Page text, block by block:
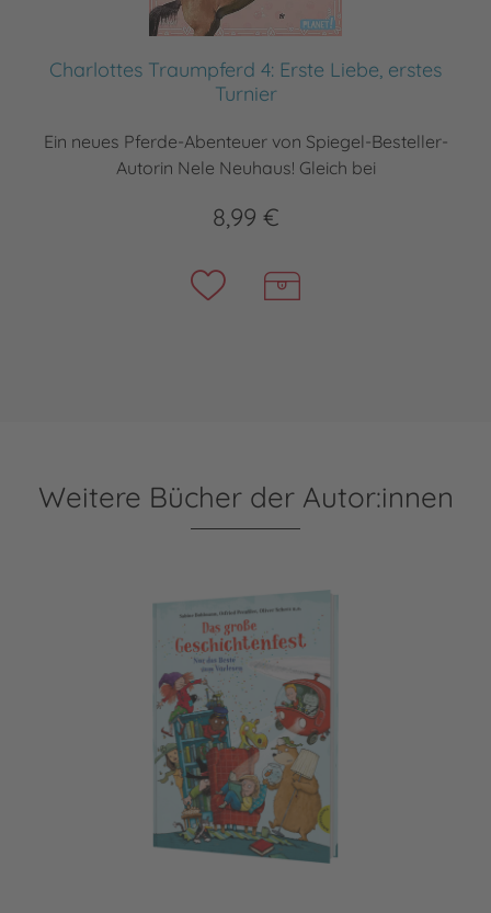
Charlottes Traumpferd 4: Erste Liebe, erstes
Turnier
Ein neues Pferde-Abenteuer von Spiegel-Besteller-
Autorin Nele Neuhaus! Gleich bei
8,99 €
Weitere Bücher der Autor:innen
Das große Geschichtenfest